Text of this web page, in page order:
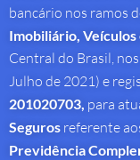
bancário nos ramos
Imobiliário, Veículos
Central do Brasil,
Julho de 2021) e
201020703, para
Seguros referente
Previdência